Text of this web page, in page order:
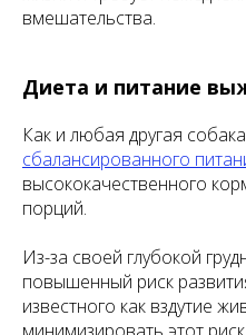
вмешательства.
Диета и питание
Как и любая другая
сбалансированного
высококачественного
порций.
Из-за своей глубокой
повышенный риск
известного как вздутие